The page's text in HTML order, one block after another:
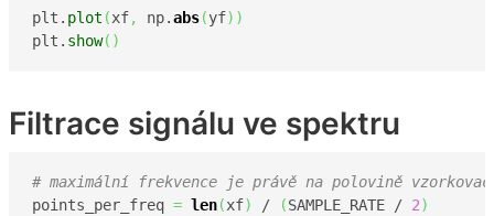
plt. plot (xf, np.abs(yf) )
plt. show( )
Filtrace signálu ve spektru
# maximální frekvence je právě na polovině
points_per_freq = len(xf) / (SAMPLE_RATE / 2)